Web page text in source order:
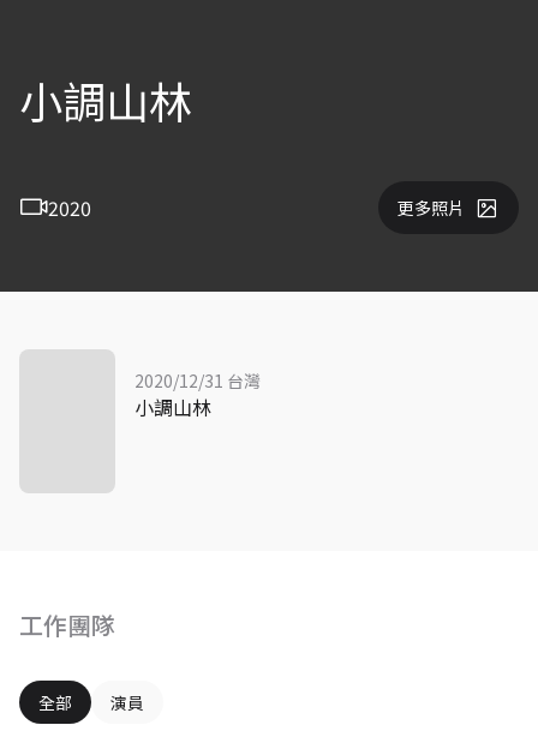
小調山林
2020 更多照片
工作團隊
全部 演員
2020/12/31 台灣
小調山林